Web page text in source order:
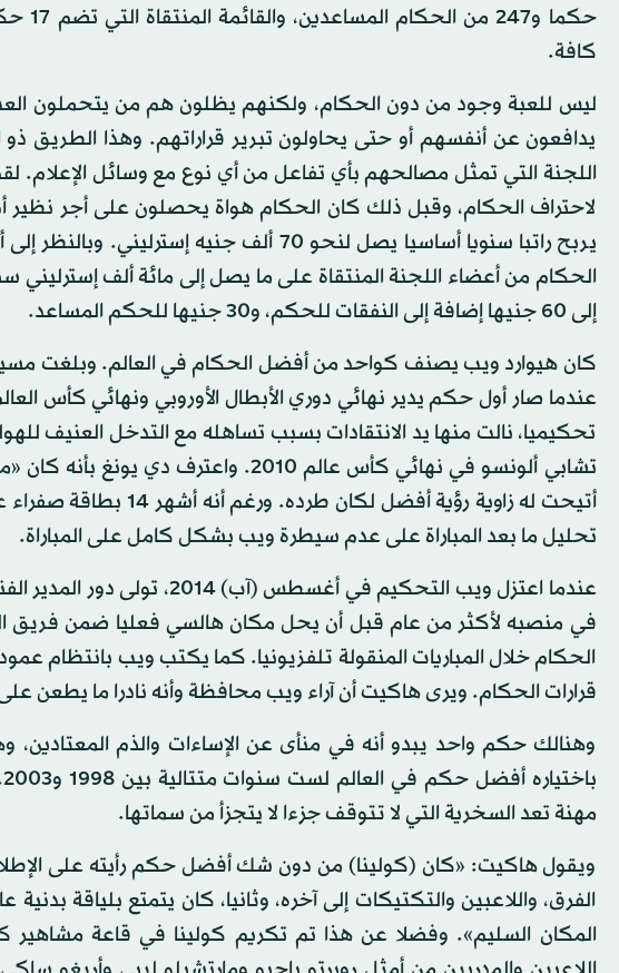
حكما
كافة.
ليس للعبة وجود من دون الحكام، ولكنهم يظلون هم من يتحملون
يدافعون عن أنفسهم أو حتى يحاولون تبرير قراراتهم. وهذا الطريق
لاحتراف الحكام، وقبل ذلك كان الحكام هواة يحصلون على أجر نظير
يربح راتبا سنويا أساسيا يصل لنحو 70 ألف
إلى 60 جنيها إضافة إلى النفقات للحكم، و30 جنيها للحكم المساعد.
عندما صار أول حكم يدير نهائي دوري الأبطال الأوروبي ونهائي كأس
تحكيميا، نالت منها يد الانتقادات بسبب تساهله مع التدخل العنيف
تشابي ألونسو في نهائي كأس عالم 2010.
أتيحت له زاوية رؤية
تحليل ما بعد المباراة على عدم سيطرة ويب بشكل كامل على المباراة.
عندما اعتزل ويب التحكيم في
في منصبه لأكثر من عام قبل أن يحل مكان هالسي فعليا ضمن فريق
الحكام خلال المباريات المنقولة تلفزيونيا. كما يكتب ويب بانتظام
قرارات الحكام. ويرى هاكيت أن آراء ويب محافظة وأنه نادرا ما يطعن
وهنالك حكم واحد يبدو أنه في منأى عن الإساءات والذم المعتادين،
مهنة تعد السخرية التي لا تتوقف جزءا لا يتجزأ من سماتها.
ويقول هاكيت: «كان (كولينا) من دون شك أفضل حكم رأيته على
الفرق، واللاعبين والتكتيكات إلى آخره، وثانيا، كان يتمتع بلياقة